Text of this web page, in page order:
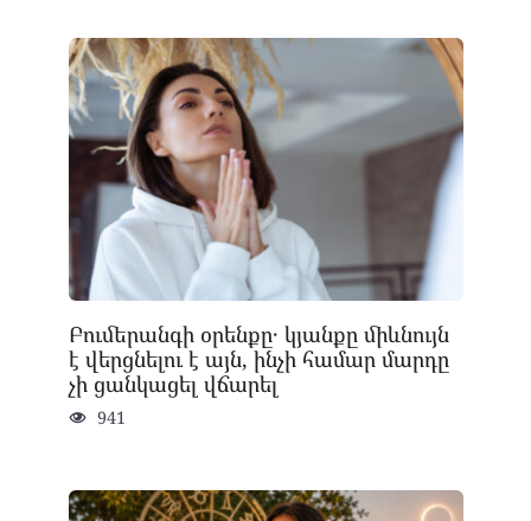
Բումերանգի օրենքը․ կյանքը միևնույն
է վերցնելու է այն, ինչի համար մարդը
չի ցանկացել վճարել
941